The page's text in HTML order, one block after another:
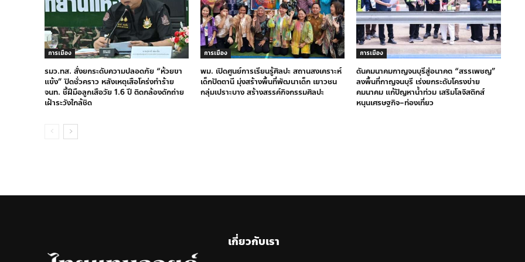
การเมือง
รมว.ทส. สั่งยกระดับความปลอดภัย “ห้วยขา
แข้ง” ปิดชั่วคราว หลังเหตุเสือโคร่งทำร้าย
จนท. ชี้ฝีมือลูกเสือวัย 1.6 ปี ติดกล้องดักถ่าย
เฝ้าระวังใกล้ชิด
การเมือง
พม. เปิดศูนย์การเรียนรู้ศิลปะ สถานสงเคราะห์
เด็กปัตตานี มุ่งสร้างพื้นที่พัฒนาเด็ก เยาวชน
กลุ่มเปราะบาง สร้างสรรค์กิจกรรมศิลปะ
การเมือง
ดันคมนาคมกาญจนบุรีสู่อนาคต “สรรเพชญ”
ลงพื้นที่กาญจนบุรี เร่งยกระดับโครงข่าย
คมนาคม แก้ปัญหาน้ำท่วม เสริมโลจิสติกส์
หนุนเศรษฐกิจ–ท่องเที่ยว
เกี่ยวกับเรา